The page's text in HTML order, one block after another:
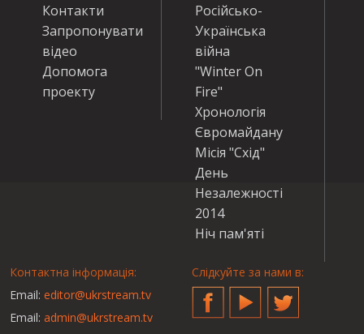
Контакти
Запропонувати
відео
Допомога
проекту
Російсько-
Українська
війна
"Winter On
Fire"
Хронологія
Євромайдану
Місія "Схід"
День
Незалежності
2014
Ніч пам'яті
Контактна інформація:
Email: editor@ukrstream.tv
Email: admin@ukrstream.tv
Слідкуйте за нами в:
FacebookYouTubeTwitter